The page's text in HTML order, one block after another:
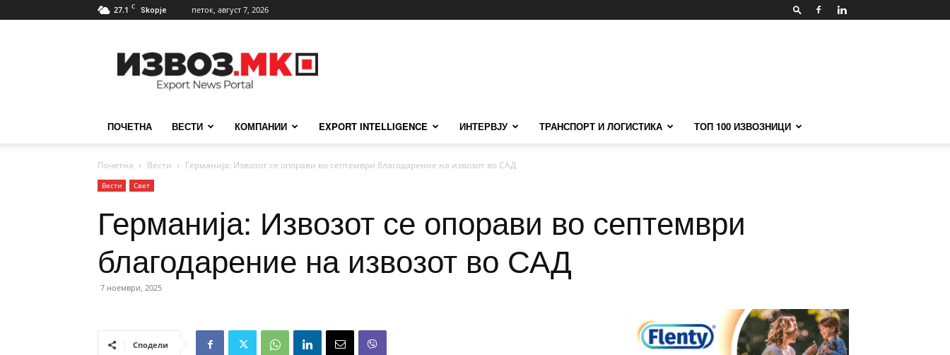
27.1 C Skopje петок, август 7, 2026
ПОЧЕТНА ВЕСТИ КОМПАНИИ EXPORT INTELLIGENCE ИНТЕРВЈУ ТРАНСПОРТ И ЛОГИСТИКА ТОП 100 ИЗВОЗНИЦИ
Почетна Вести Германија: Извозот се опорави во септември благодарение на извозот во САД
Вести Свет
Германија: Извозот се опорави во септември
благодарение на извозот во САД
7 ноември, 2025
Сподели